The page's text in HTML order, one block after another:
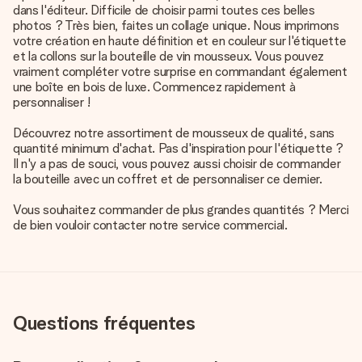
dans l'éditeur. Difficile de choisir parmi toutes ces belles
photos ? Très bien, faites un collage unique. Nous imprimons
votre création en haute définition et en couleur sur l'étiquette
et la collons sur la bouteille de vin mousseux. Vous pouvez
vraiment compléter votre surprise en commandant également
une boîte en bois de luxe. Commencez rapidement à
personnaliser !
Découvrez notre assortiment de mousseux de qualité, sans
quantité minimum d'achat. Pas d'inspiration pour l'étiquette ?
Il n'y a pas de souci, vous pouvez aussi choisir de commander
la bouteille avec un coffret et de personnaliser ce dernier.
Vous souhaitez commander de plus grandes quantités ? Merci
de bien vouloir contacter notre service commercial.
Questions fréquentes